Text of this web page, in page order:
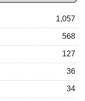
1,057
568
127
36
34